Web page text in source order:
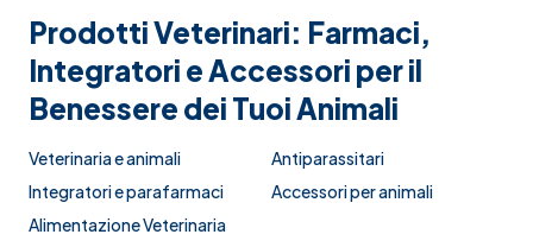
Prodotti Veterinari: Farmaci,
Integratori e Accessori per il
Benessere dei Tuoi Animali
Veterinaria e animali
Antiparassitari
Integratori e parafarmaci
Accessori per animali
Alimentazione Veterinaria